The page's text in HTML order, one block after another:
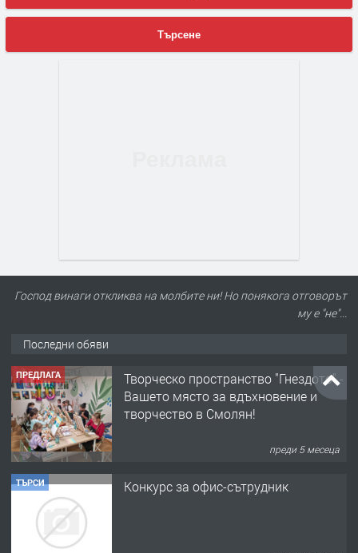
Търсене
Господ винаги откликва на молбите ни! Но понякога отговорът
му е "не"...
Последни обяви
ПРЕДЛАГА
Творческо пространство "Гнездото" -
Вашето място за вдъхновение и
творчество в Смолян!
преди 5 месеца
ТЪРСИ Конкурс за офис-сътрудник